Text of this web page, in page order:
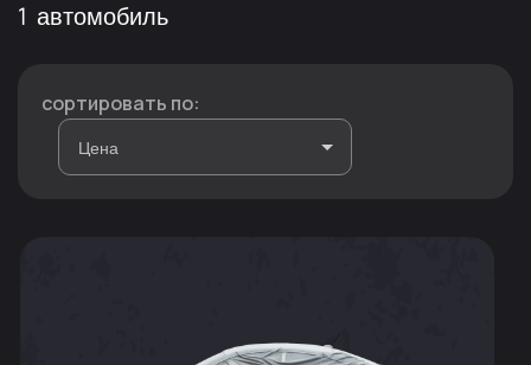
1 автомобиль
сортировать по: